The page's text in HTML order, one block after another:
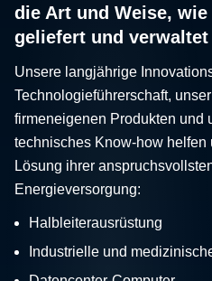
die Art und Weise,
geliefert und
Unsere langjährige
Technologieführerschaft,
firmeneigenen Produkten und
technisches Know-how
Lösung ihrer
Energieversorgung:
Halbleiterausrüstung
Industrielle und